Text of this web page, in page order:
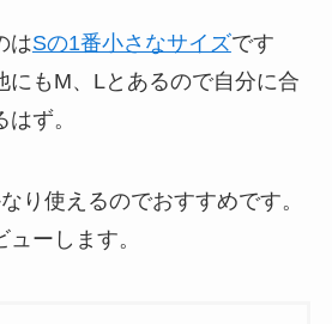
はSの1番小さなサイズです
にもM、Lとあるので自分に合
ず。
り使えるのでおすすめです。
ーします。